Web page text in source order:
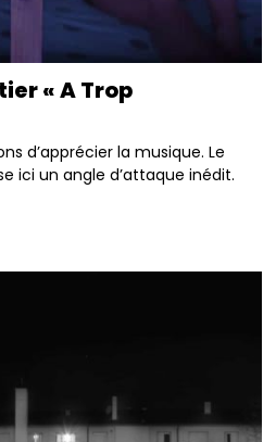
« A Trop
d’apprécier la musique. Le
ici un angle d’attaque inédit.